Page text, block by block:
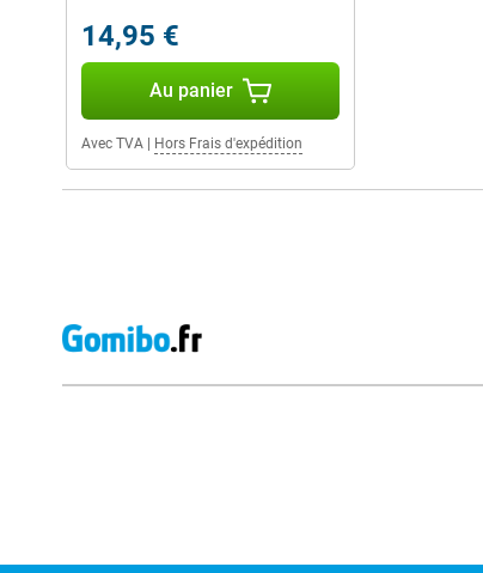
14,95 €
Au panier
Avec TVA Hors Frais d'expédition